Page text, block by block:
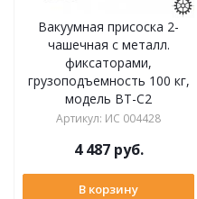
Вакуумная присоска 2-
чашечная с металл.
фиксаторами,
грузоподъемность 100 кг,
модель BT-C2
Артикул: ИС 004428
4 487руб.
В корзину